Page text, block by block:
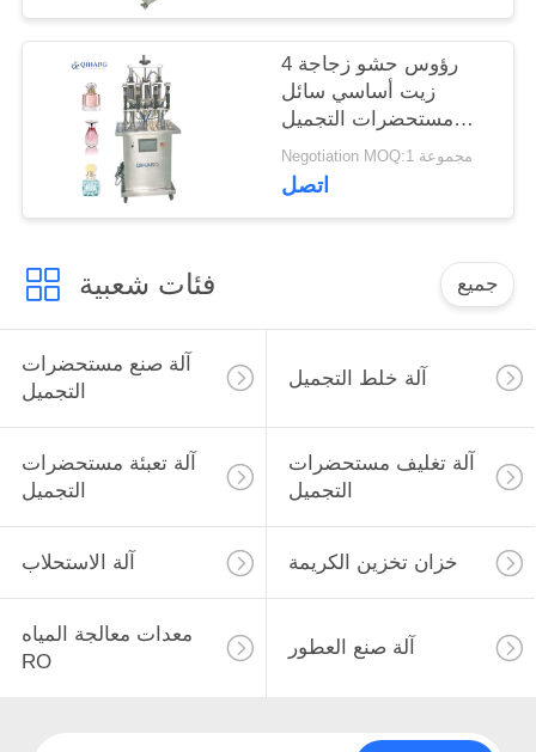
4 رؤوس حشو زجاجة
زيت أساسي سائل
مستحضرات التجميل
الصغيرة
Negotiation MOQ:1 مجموعة
اتصل
فئات شعبية جميع
آلة صنع مستحضرات
التجميل
آلة خلط التجميل
آلة تعبئة مستحضرات
التجميل
آلة تغليف مستحضرات
التجميل
آلة الاستحلاب خزان تخزين الكريمة
معدات معالجة المياه
RO
آلة صنع العطور